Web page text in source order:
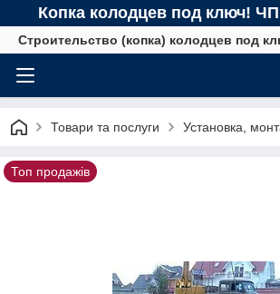
Копка колодцев под ключ!
Строительство (копка) колодцев под
Товари та послуги Установка,
Топ продажів